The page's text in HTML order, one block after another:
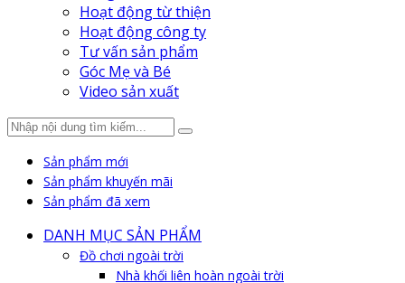
Hoạt động từ thiện
Hoạt động công ty
Tư vấn sản phẩm
Góc Mẹ và Bé
Video sản xuất
Sản phẩm mới
Sản phẩm khuyến mãi
Sản phẩm đã xem
DANH MỤC SẢN PHẨM
Đồ chơi ngoài trời
Nhà khối liên hoàn ngoài trời